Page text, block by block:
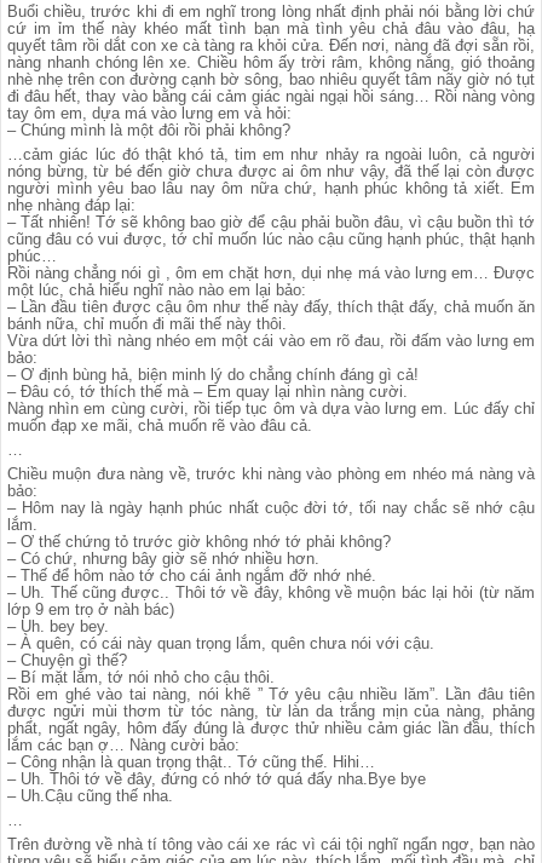
Buổi chiều, trước khi đi em nghĩ trong lòng nhất định phải nói bằng lời chứ
cứ im ỉm thế này khéo mất tình bạn mà tình yêu chả đâu vào đâu, hạ
quyết tâm rồi dắt con xe cà tàng ra khỏi cửa. Đến nơi, nàng đã đợi sẵn rồi,
nàng nhanh chóng lên xe. Chiều hôm ấy trời râm, không nắng, gió thoảng
nhè nhẹ trên con đường cạnh bờ sông, bao nhiêu quyết tâm nãy giờ nó tụt
đi đâu hết, thay vào bằng cái cảm giác ngài ngại hồi sáng… Rồi nàng vòng
tay ôm em, dựa má vào lưng em và hỏi:
– Chúng mình là một đôi rồi phải không?
…cảm giác lúc đó thật khó tả, tim em như nhảy ra ngoài luôn, cả người
nóng bừng, từ bé đến giờ chưa được ai ôm như vậy, đã thế lại còn được
người mình yêu bao lâu nay ôm nữa chứ, hạnh phúc không tả xiết. Em
nhẹ nhàng đáp lại:
– Tất nhiên! Tớ sẽ không bao giờ để cậu phải buồn đâu, vì cậu buồn thì tớ
cũng đâu có vui được, tớ chỉ muốn lúc nào cậu cũng hạnh phúc, thật hạnh
phúc…
Rồi nàng chẳng nói gì , ôm em chặt hơn, dụi nhẹ má vào lưng em… Được
một lúc, chả hiểu nghĩ nào nào em lại bảo:
– Lần đầu tiên được cậu ôm như thế này đấy, thích thật đấy, chả muốn ăn
bánh nữa, chỉ muốn đi mãi thế này thôi.
Vừa dứt lời thì nàng nhéo em một cái vào em rõ đau, rồi đấm vào lưng em
bảo:
– Ơ định bùng hả, biện minh lý do chẳng chính đáng gì cả!
– Đâu có, tớ thích thế mà – Em quay lại nhìn nàng cười.
Nàng nhìn em cùng cười, rồi tiếp tục ôm và dựa vào lưng em. Lúc đấy chỉ
muốn đạp xe mãi, chả muốn rẽ vào đâu cả.
…
Chiều muộn đưa nàng về, trước khi nàng vào phòng em nhéo má nàng và
bảo:
– Hôm nay là ngày hạnh phúc nhất cuộc đời tớ, tối nay chắc sẽ nhớ cậu
lắm.
– Ơ thế chứng tỏ trước giờ không nhớ tớ phải không?
– Có chứ, nhưng bây giờ sẽ nhớ nhiều hơn.
– Thế để hôm nào tớ cho cái ảnh ngắm đỡ nhớ nhé.
– Uh. Thế cũng được.. Thôi tớ về đây, không về muộn bác lại hỏi (từ năm
lớp 9 em trọ ở nàh bác)
– Uh. bey bey.
– À quên, có cái này quan trọng lắm, quên chưa nói với cậu.
– Chuyện gì thế?
– Bí mặt lắm, tớ nói nhỏ cho cậu thôi.
Rồi em ghé vào tai nàng, nói khẽ ” Tớ yêu cậu nhiều lăm”. Lần đâu tiên
được ngửi mùi thơm từ tóc nàng, từ làn da trắng mịn của nàng, phảng
phẩt, ngất ngây, hôm đấy đúng là được thử nhiều cảm giác lần đầu, thích
lắm các bạn ợ… Nàng cười bảo:
– Công nhận là quan trọng thật.. Tớ cũng thế. Hihi…
– Uh. Thôi tớ về đây, đứng có nhớ tớ quá đấy nha.Bye bye
– Uh.Cậu cũng thế nha.
…
Trên đường về nhà tí tông vào cái xe rác vì cái tội nghĩ ngẩn ngơ, bạn nào